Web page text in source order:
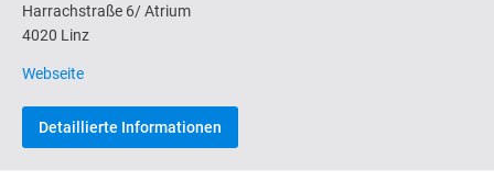
Harrachstraße 6/ Atrium
4020 Linz
Webseite
Detaillierte Informationen